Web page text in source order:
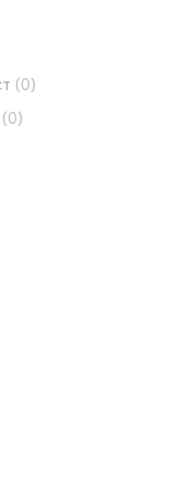
напряжение
(0)
спецтехники
производственных
и личная
( 0 )
( 0 )